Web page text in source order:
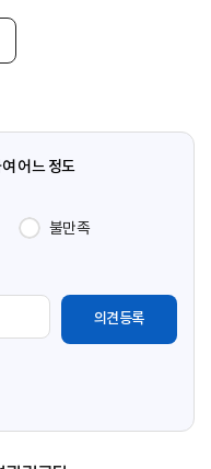
어느 정도
불만족